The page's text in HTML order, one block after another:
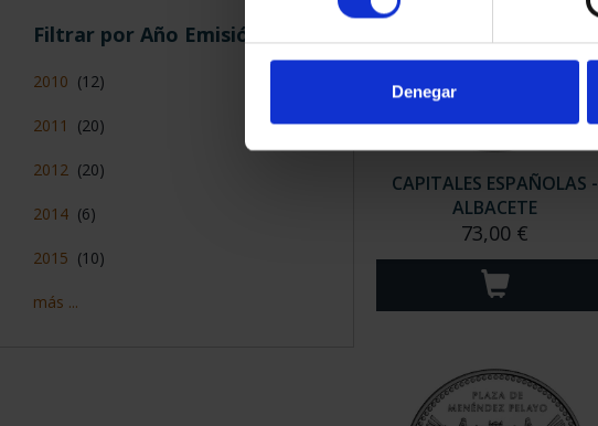
Denegar
Filtrar por Año Emisión
2010 (12)
2011 (20)
2012 (20)
2014 (6)
2015 (10)
más ...
CAPITALES ESPAÑOLAS -
ALBACETE
73,00 €